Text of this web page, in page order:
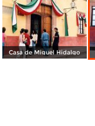
Casa de Miguel Hidalgo